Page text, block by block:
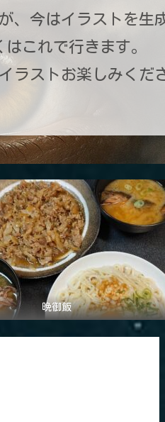
、今はイラストを生
これで行きます。
ラストお楽しみくだ
晩御飯